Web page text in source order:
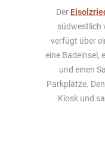
Der
südwestlich
verfügt über
eine Badeinsel,
und einen
Parkplätze.
Kiosk und